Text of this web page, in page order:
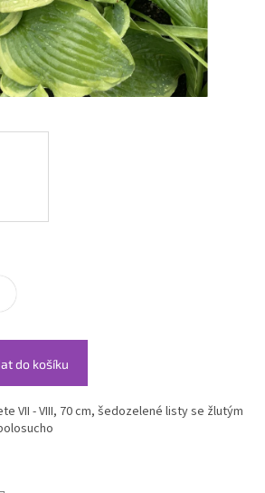
do košíku
VII - VIII, 70 cm, šedozelené listy se žlutým